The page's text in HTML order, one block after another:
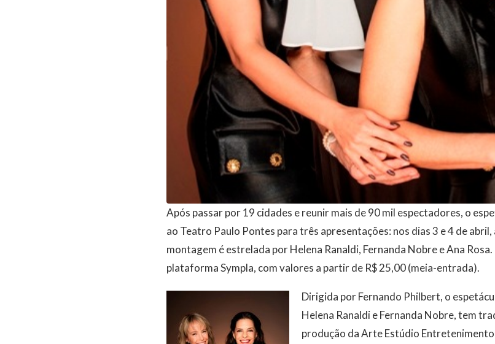
Após passar por 19 cidades e reunir mais de 90 mil espectadores, o
ao Teatro Paulo Pontes para três apresentações: nos dias 3 e 4 de abril,
montagem é estrelada por Helena Ranaldi, Fernanda Nobre e Ana
plataforma Sympla, com valores a partir de R$ 25,00 (meia-entrada).
Dirigida por Fernando Philbert, o
Helena Ranaldi e Fernanda Nobre, tem
produção da Arte Estúdio